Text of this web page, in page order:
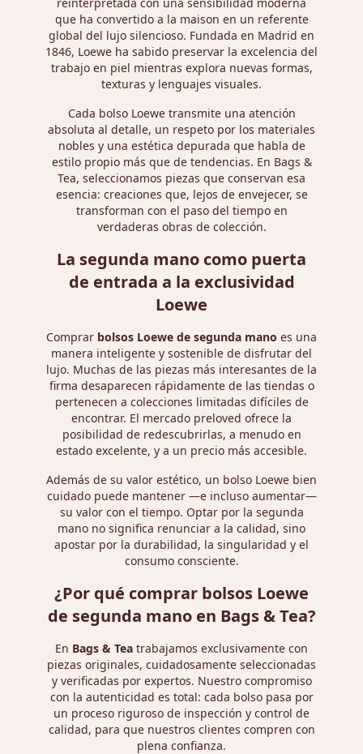
que ha convertido a la maison en un referente
global del lujo silencioso. Fundada en Madrid en
1846, Loewe ha sabido preservar la excelencia del
trabajo en piel mientras explora nuevas formas,
texturas y lenguajes visuales.
Cada bolso Loewe transmite una atención
absoluta al detalle, un respeto por los materiales
nobles y una estética depurada que habla de
estilo propio más que de tendencias. En Bags &
Tea, seleccionamos piezas que conservan esa
esencia: creaciones que, lejos de envejecer, se
transforman con el paso del tiempo en
verdaderas obras de colección.
La segunda mano como puerta
de entrada a la exclusividad
Loewe
Comprar bolsos Loewe de segunda mano es una
manera inteligente y sostenible de disfrutar del
lujo. Muchas de las piezas más interesantes de la
firma desaparecen rápidamente de las tiendas o
pertenecen a colecciones limitadas difíciles de
encontrar. El mercado preloved ofrece la
posibilidad de redescubrirlas, a menudo en
estado excelente, y a un precio más accesible.
Además de su valor estético, un bolso Loewe bien
cuidado puede mantener —e incluso aumentar—
su valor con el tiempo. Optar por la segunda
mano no significa renunciar a la calidad, sino
apostar por la durabilidad, la singularidad y el
consumo consciente.
¿Por qué comprar bolsos Loewe
de segunda mano en Bags & Tea?
En Bags & Tea trabajamos exclusivamente con
piezas originales, cuidadosamente seleccionadas
y verificadas por expertos. Nuestro compromiso
con la autenticidad es total: cada bolso pasa por
un proceso riguroso de inspección y control de
calidad, para que nuestros clientes compren con
plena confianza.